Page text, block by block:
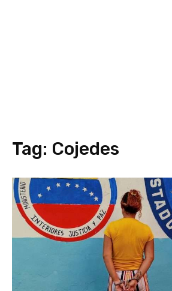
Tag: Cojedes